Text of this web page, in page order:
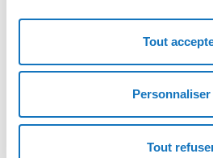
Tout
Personnaliser
Tout